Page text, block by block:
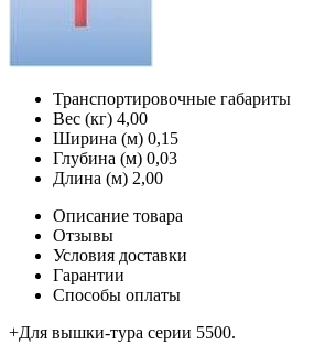
Транспортировочные габариты
Вес (кг) 4,00
Ширина (м) 0,15
Глубина (м) 0,03
Длина (м) 2,00
Описание товара
Отзывы
Условия доставки
Гарантии
Способы оплаты
+Для вышки-тура серии 5500.